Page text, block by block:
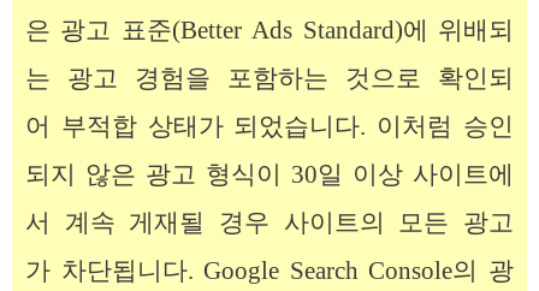
은 광고 표준(Better Ads Standard)에 위배되
는 광고 경험을 포함하는 것으로 확인되
어 부적합 상태가 되었습니다. 이처럼 승인
되지 않은 광고 형식이 30일 이상 사이트에
서 계속 게재될 경우 사이트의 모든 광고
가 차단됩니다. Google Search Console의 광